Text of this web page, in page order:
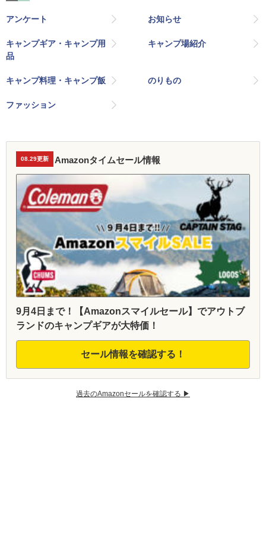
アンケート お知らせ
キャンプギア・キャンプ用
品
キャンプ場紹介
キャンプ料理・キャンプ飯 のりもの
ファッション
08.29更新 Amazonタイムセール情報
9月4日まで！【Amazonスマイルセール】でアウトブ
ランドのキャンプギアが大特価！
セール情報を確認する！
過去のAmazonセールを確認する ▶︎